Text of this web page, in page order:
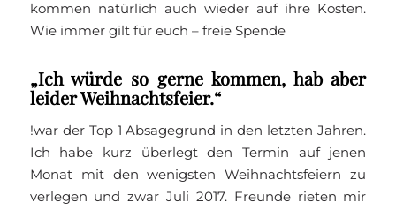
kommen natürlich auch wieder auf ihre Kosten.
Wie immer gilt für euch – freie Spende
„Ich würde so gerne kommen, hab aber
leider Weihnachtsfeier.“
!war der Top 1 Absagegrund in den letzten Jahren.
Ich habe kurz überlegt den Termin auf jenen
Monat mit den wenigsten Weihnachtsfeiern zu
verlegen und zwar Juli 2017. Freunde rieten mir